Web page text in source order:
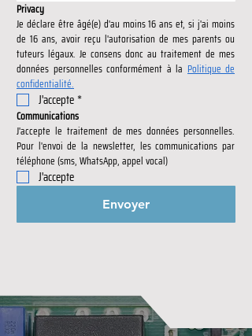
Privacy
Je déclare être âgé(e) d'au moins 16 ans et, si j'ai moins
de 16 ans, avoir reçu l'autorisation de mes parents ou
tuteurs légaux. Je consens donc au traitement de mes
données personnelles conformément à la Politique de
confidentialité.
J'accepte *
Communications
J'accepte le traitement de mes données personnelles.
Pour l'envoi de la newsletter, les communications par
téléphone (sms, WhatsApp, appel vocal)
J'accepte
Envoyer